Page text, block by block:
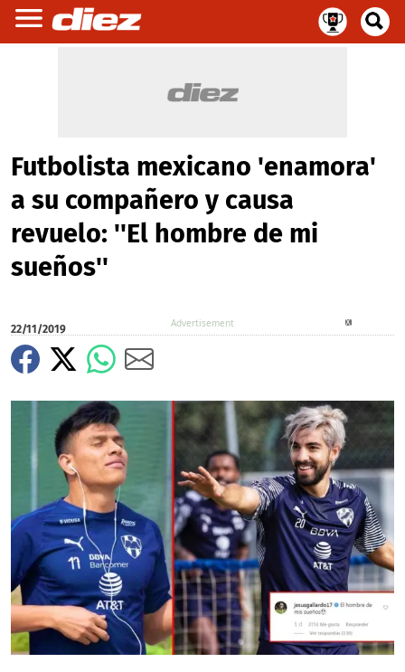
Futbolista mexicano 'enamora'
a su compañero y causa
revuelo: ''El hombre de mi
sueños''
22/11/2019
X